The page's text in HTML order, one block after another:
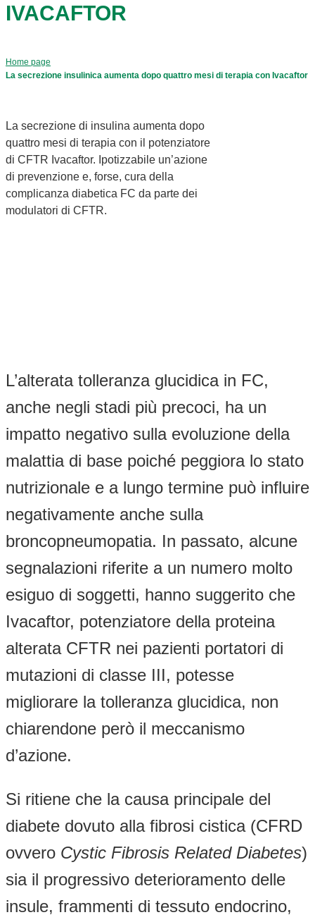
IVACAFTOR
Home page
La secrezione insulinica aumenta dopo quattro mesi di terapia con Ivacaftor
La secrezione di insulina aumenta dopo
quattro mesi di terapia con il potenziatore
di CFTR Ivacaftor. Ipotizzabile un’azione
di prevenzione e, forse, cura della
complicanza diabetica FC da parte dei
modulatori di CFTR.
L’alterata tolleranza glucidica in FC,
anche negli stadi più precoci, ha un
impatto negativo sulla evoluzione della
malattia di base poiché peggiora lo stato
nutrizionale e a lungo termine può influire
negativamente anche sulla
broncopneumopatia. In passato, alcune
segnalazioni riferite a un numero molto
esiguo di soggetti, hanno suggerito che
Ivacaftor, potenziatore della proteina
alterata CFTR nei pazienti portatori di
mutazioni di classe III, potesse
migliorare la tolleranza glucidica, non
chiarendone però il meccanismo
d’azione.
Si ritiene che la causa principale del
diabete dovuto alla fibrosi cistica (CFRD
ovvero Cystic Fibrosis Related Diabetes)
sia il progressivo deterioramento delle
insule, frammenti di tessuto endocrino,